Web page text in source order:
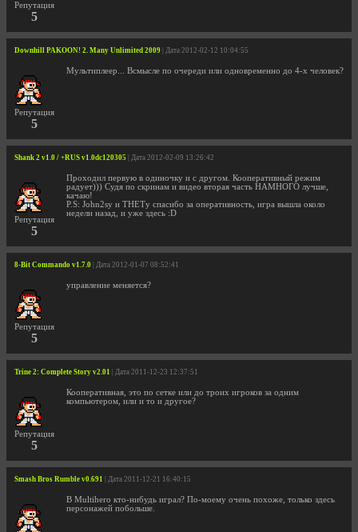
Репутация
5
Downhill PAKOON! 2. Many Unlimited 2009 | Дата 2012-02-12 10:04:55
Репутация
5
Мультиплеер... Всмысле по очереди или одновременно до 4-х человек?
Shank 2 v1.0 / +RUS v1.0dc120305 | Дата 2012-02-09 13:26:42
Репутация
5
Проходил первую в одиночку и с другом. Кооперативный режим
радует))) Судя по скринам и видео вторая часть НАМНОГО лучше,
качаю!
P.S: John2sу и THETу спасибо за оперативность, игра вышла около
недели назад, и уже здесь :D
8-Bit Commando v1.7.0 | Дата 2012-01-07 08:52:41
Репутация
5
управление меняется?
Trine 2: Complete Story v2.01 | Дата 2011-12-23 12:37:51
Репутация
5
Кооперативная, это по сетке или до троих игроков за одним
компьютером, или и то и другое?
Smash Bros Rumble v0.691 | Дата 2011-12-21 16:40:15
В Multihero кто-нибудь играл? По-моему очень похоже, только здесь
персонажей побольше.